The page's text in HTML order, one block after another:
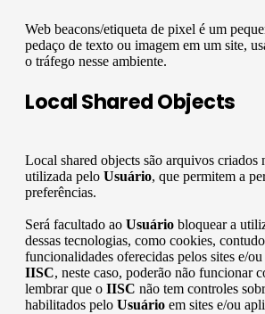
Web beacons/etiqueta de pixel é um
pedaço de texto ou imagem em um site,
o tráfego nesse ambiente.
Local Shared Objects
Local shared objects são arquivos criados
utilizada pelo Usuário, que permitem a
preferências.
Será facultado ao Usuário bloquear a
dessas tecnologias, como cookies,
funcionalidades oferecidas pelos sites e/
IISC, neste caso, poderão não funcionar
lembrar que o IISC não tem controles
habilitados pelo Usuário em sites e/ou